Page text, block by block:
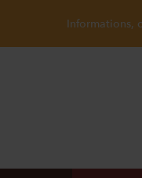
Informations,